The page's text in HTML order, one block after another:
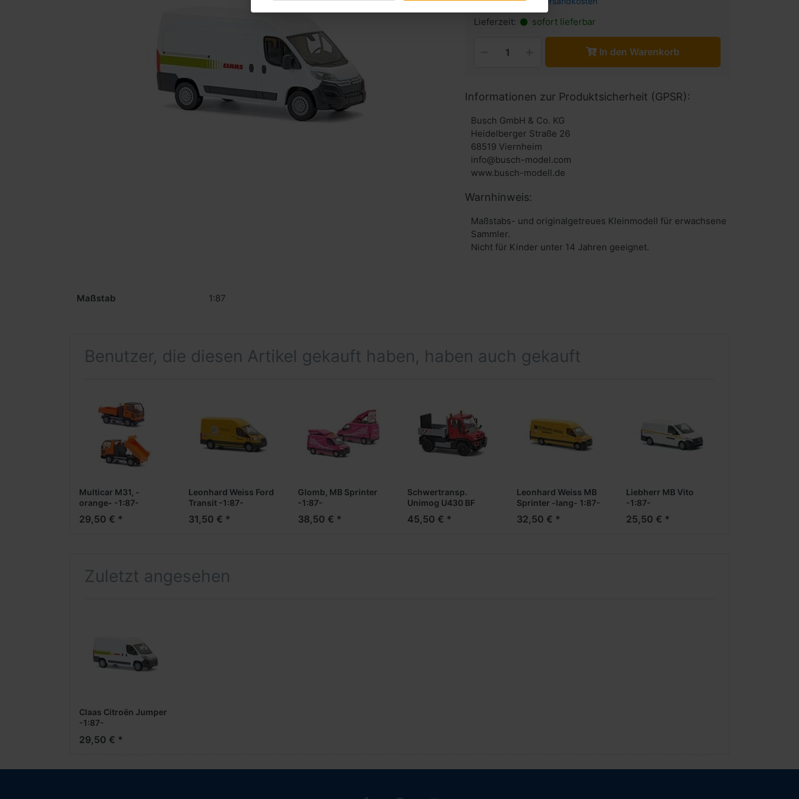
Lieferzeit: sofort lieferbar
In den Warenkorb
Informationen zur Produktsicherheit (GPSR):
Busch GmbH & Co. KG
Heidelberger Straße 26
68519 Viernheim
info@busch-model.com
www.busch-modell.de
Warnhinweis:
Maßstabs- und originalgetreues Kleinmodell für erwachsene
Sammler.
Nicht für Kinder unter 14 Jahren geeignet.
Maßstab 1:87
Benutzer, die diesen Artikel gekauft haben, haben auch gekauft
Multicar M31, -
orange- -1:87-
***Formneuheit***
29,50 € *
Leonhard Weiss Ford
Transit -1:87-
31,50 € *
Glomb, MB Sprinter
-1:87-
38,50 € *
Schwertransp.
Unimog U430 BF
-1:87-
45,50 € *
Leonhard Weiss MB
Sprinter -lang- 1:87-
32,50 € *
Liebherr MB Vito
-1:87-
25,50 € *
Zuletzt angesehen
Claas Citroën Jumper
-1:87-
29,50 € *